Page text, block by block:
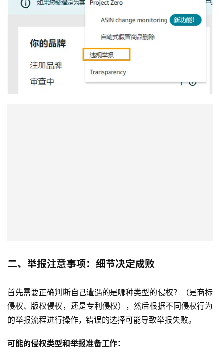
二、举报注意事项：细节决定成败
首先需要正确判断自己遭遇的是哪种类型的侵权？（是商标
侵权、版权侵权，还是专利侵权），然后根据不同侵权行为
的举报流程进行操作，错误的选择可能导致举报失败。
可能的侵权类型和举报准备工作：